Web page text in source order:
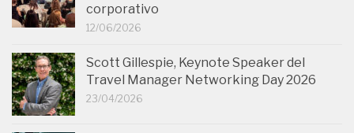
corporativo
12/06/2026
Scott Gillespie, Keynote Speaker del
Travel Manager Networking Day 2026
23/04/2026